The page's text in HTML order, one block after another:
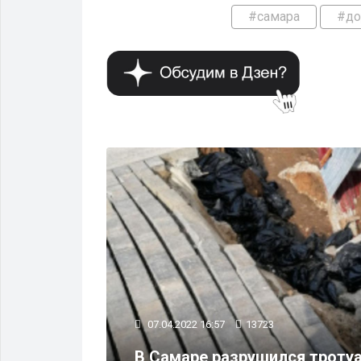
#самара
07.04.2022 16:57 13723
В Самаре разрушился